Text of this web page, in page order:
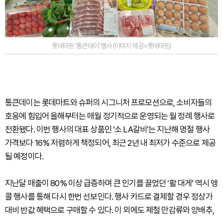
롯데마트 ‘통큰데이’ 행사 (이미지 제공=롯데마트)
통큰데이는 롯데마트와 슈퍼의 시그니처 프로모션으로, 소비자들의
호응에 힘입어 올해부터는 매월 정기적으로 운영되는 월 정례 행사로
전환됐다. 이번 행사의 대표 상품인 ‘소 LA갈비’는 지난해 명절 행사
가격보다 16% 저렴하게 책정되어, 최근 2년 내 최저가 수준으로 제공
될 예정이다.
지난달 매출이 80% 이상 급증하며 큰 인기를 끌었던 ‘활 대게’ 역시 앵
콜 행사를 통해 다시 한번 선보인다. 행사 카드로 결제할 경우 정상가
대비 반값 혜택으로 구매할 수 있다. 이 외에도 제철 만감류와 양배추,